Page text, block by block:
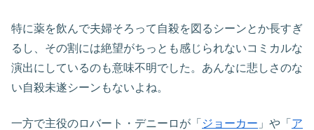
特に薬を飲んで夫婦そろって自殺を図るシーンとか長すぎ
るし、その割には絶望がちっとも感じられないコミカルな
演出にしているのも意味不明でした。あんなに悲しさのな
い自殺未遂シーンもないよね。
一方で主役のロバート・デニーロが「 ジョーカー 」や「 ア